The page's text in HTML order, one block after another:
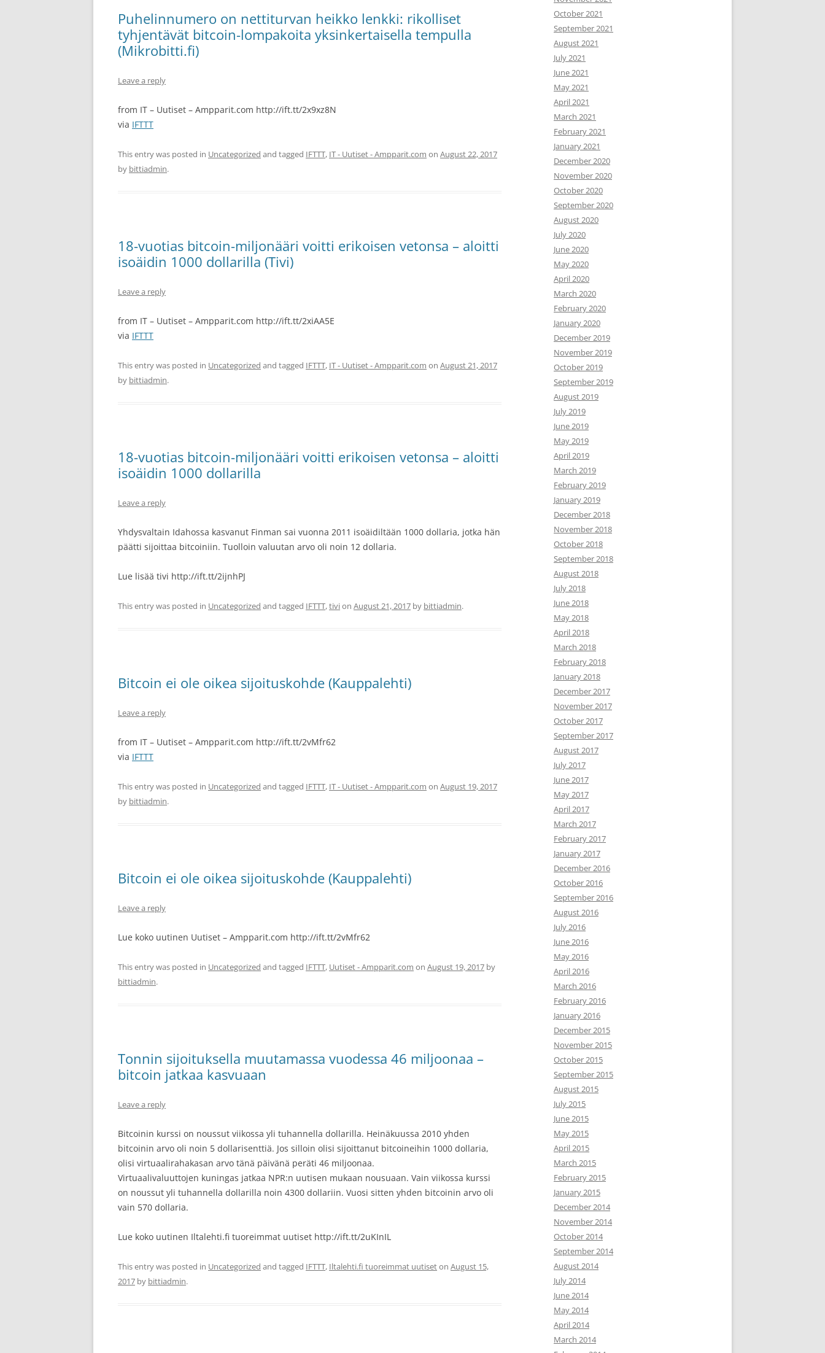
Puhelinnumero on nettiturvan heikko lenkki: rikolliset
tyhjentävät bitcoin-lompakoita yksinkertaisella tempulla
(Mikrobitti.fi)
Leave a reply
from IT – Uutiset – Ampparit.com http://ift.tt/2x9xz8N
via IFTTT
This entry was posted in Uncategorized and tagged IFTTT, IT - Uutiset - Ampparit.com on August 22, 2017
by bittiadmin.
18-vuotias bitcoin-miljonääri voitti erikoisen vetonsa – aloitti
isoäidin 1000 dollarilla (Tivi)
Leave a reply
from IT – Uutiset – Ampparit.com http://ift.tt/2xiAA5E
via IFTTT
This entry was posted in Uncategorized and tagged IFTTT, IT - Uutiset - Ampparit.com on August 21, 2017
by bittiadmin.
18-vuotias bitcoin-miljonääri voitti erikoisen vetonsa – aloitti
isoäidin 1000 dollarilla
Leave a reply
Yhdysvaltain Idahossa kasvanut Finman sai vuonna 2011 isoäidiltään 1000 dollaria, jotka hän
päätti sijoittaa bitcoiniin. Tuolloin valuutan arvo oli noin 12 dollaria.
Lue lisää tivi http://ift.tt/2ijnhPJ
This entry was posted in Uncategorized and tagged IFTTT,tivion August 21, 2017 by bittiadmin.
Bitcoin ei ole oikea sijoituskohde (Kauppalehti)
Leave a reply
from IT – Uutiset – Ampparit.com http://ift.tt/2vMfr62
via IFTTT
This entry was posted in Uncategorized and tagged IFTTT, IT - Uutiset - Ampparit.com on August 19, 2017
by bittiadmin.
Bitcoin ei ole oikea sijoituskohde (Kauppalehti)
Leave a reply
Lue koko uutinen Uutiset – Ampparit.com http://ift.tt/2vMfr62
This entry was posted in Uncategorized and tagged IFTTT, Uutiset - Ampparit.com on August 19, 2017 by
bittiadmin.
Tonnin sijoituksella muutamassa vuodessa 46 miljoonaa –
bitcoin jatkaa kasvuaan
Leave a reply
Bitcoinin kurssi on noussut viikossa yli tuhannella dollarilla. Heinäkuussa 2010 yhden
bitcoinin arvo oli noin 5 dollarisenttiä. Jos silloin olisi sijoittanut bitcoineihin 1000 dollaria,
olisi virtuaalirahakasan arvo tänä päivänä peräti 46 miljoonaa.
Virtuaalivaluuttojen kuningas jatkaa NPR:n uutisen mukaan nousuaan. Vain viikossa kurssi
on noussut yli tuhannella dollarilla noin 4300 dollariin. Vuosi sitten yhden bitcoinin arvo oli
vain 570 dollaria.
Lue koko uutinen Iltalehti.fi tuoreimmat uutiset http://ift.tt/2uKInIL
This entry was posted in Uncategorized and tagged IFTTT, Iltalehti.fi tuoreimmat uutiseton August 15,
2017 by bittiadmin.
October 2021
September 2021
August 2021
July 2021
June 2021
May 2021
April 2021
March 2021
February 2021
January 2021
December 2020
November 2020
October 2020
September 2020
August 2020
July 2020
June 2020
May 2020
April 2020
March 2020
February 2020
January 2020
December 2019
November 2019
October 2019
September 2019
August 2019
July 2019
June 2019
May 2019
April 2019
March 2019
February 2019
January 2019
December 2018
November 2018
October 2018
September 2018
August 2018
July 2018
June 2018
May 2018
April 2018
March 2018
February 2018
January 2018
December 2017
November 2017
October 2017
September 2017
August 2017
July 2017
June 2017
May 2017
April 2017
March 2017
February 2017
January 2017
December 2016
October 2016
September 2016
August 2016
July 2016
June 2016
May 2016
April 2016
March 2016
February 2016
January 2016
December 2015
November 2015
October 2015
September 2015
August 2015
July 2015
June 2015
May 2015
April 2015
March 2015
February 2015
January 2015
December 2014
November 2014
October 2014
September 2014
August 2014
July 2014
June 2014
May 2014
April 2014
March 2014